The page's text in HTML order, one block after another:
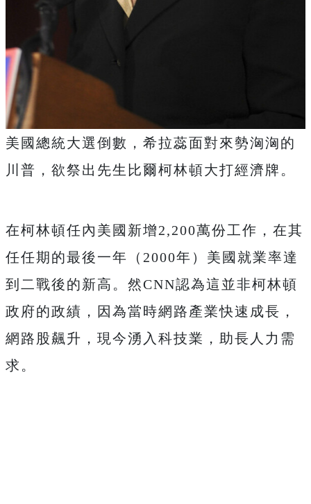
美國總統大選倒數，希拉蕊面對來勢洶洶的
川普，欲祭出先生比爾柯林頓大打經濟牌。
在柯林頓任內美國新增2,200萬份工作，在其
任任期的最後一年（2000年）美國就業率達
到二戰後的新高。然CNN認為這並非柯林頓
政府的政績，因為當時網路產業快速成長，
網路股飆升，現今湧入科技業，助長人力需
求。